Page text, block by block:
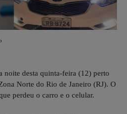
noite desta quinta-feira (12) perto
Norte do Rio de Janeiro (RJ). O
perdeu o carro e o celular.